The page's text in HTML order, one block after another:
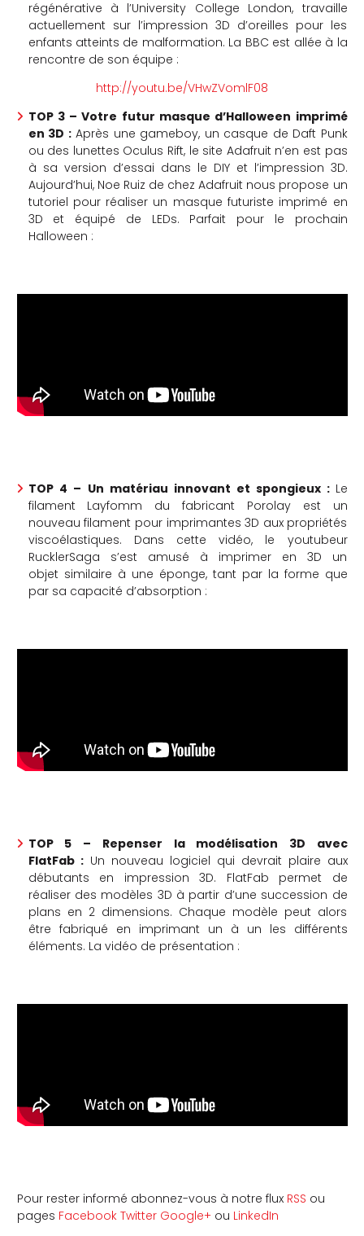
régénérative à l’University College London, travaille
actuellement sur l’impression 3D d’oreilles pour les
enfants atteints de malformation. La BBC est allée à la
rencontre de son équipe :
http://youtu.be/VHwZVomlF08
TOP 3 – Votre futur masque d’Halloween imprimé
en 3D :Après une gameboy, un casque de Daft Punk
ou des lunettes Oculus Rift, le site Adafruit n’en est pas
à sa version d’essai dans le DIY et l’impression 3D.
Aujourd’hui, Noe Ruiz de chez Adafruit nous propose un
tutoriel pour réaliser un masque futuriste imprimé en
3D et équipé de LEDs. Parfait pour le prochain
Halloween :
TOP 4 – Un matériau innovant et spongieux : Le
filament Layfomm du fabricant Porolay est un
nouveau filament pour imprimantes 3D aux propriétés
viscoélastiques. Dans cette vidéo, le youtubeur
RucklerSaga s’est amusé à imprimer en 3D un
objet similaire à une éponge, tant par la forme que
par sa capacité d’absorption :
TOP 5 –
Repenser la modélisation 3D avec
FlatFab :Un nouveau logiciel qui devrait plaire aux
débutants en impression 3D. FlatFab permet de
réaliser des modèles 3D à partir d’une succession de
plans en 2 dimensions. Chaque modèle peut alors
être fabriqué en imprimant un à un les différents
éléments. La vidéo de présentation :
Pour rester informé abonnez-vous à notre flux RSS ou
pages Facebook Twitter Google+ ou LinkedIn